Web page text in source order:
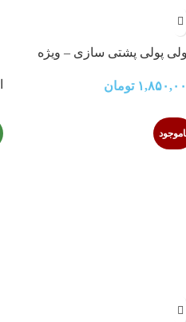
پولی پشتی سازی – ویژه
تومان